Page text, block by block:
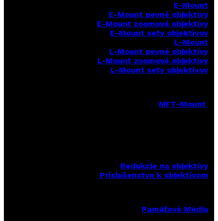
E-Mount
E-Mount pevné objektívy
E-Mount zoomové objektívy
E-Mount sety objektívov
L-Mount
L-Mount pevné objektívy
L-Mount zoomové objektívy
L-Mount sety objektívov
MFT-Mount
Redukcie na objektívy
Príslušenstvo k objektívom
Pamäťové Média